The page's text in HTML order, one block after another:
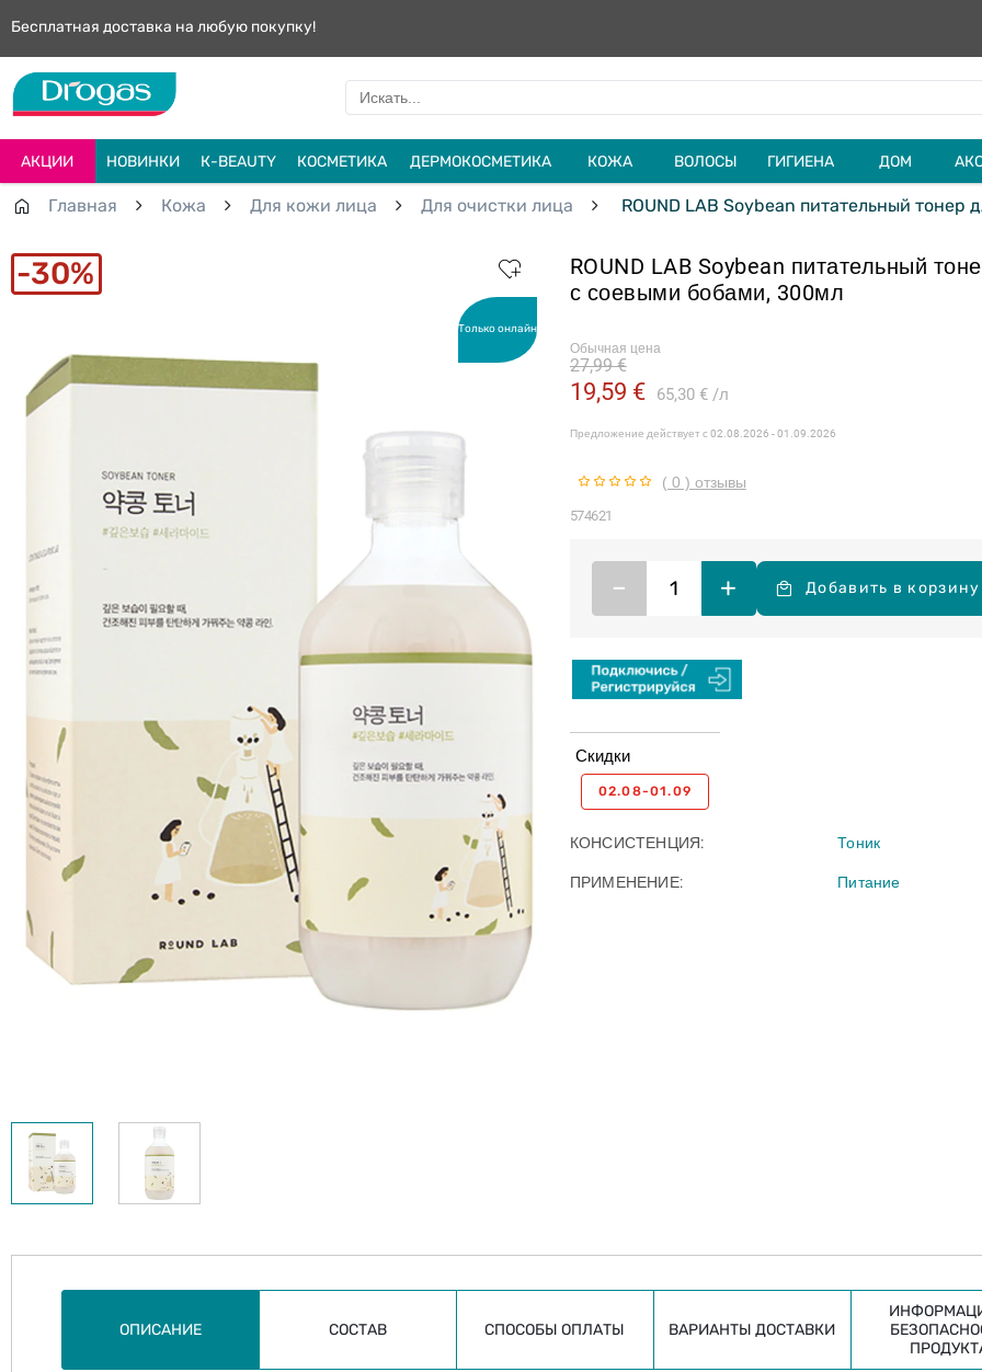
Бесплатная доставка на любую покупку!
АКЦИИ НОВИНКИ К-BEAUTY КОСМЕТИКА ДЕРМОКОСМЕТИКА КОЖА ВОЛОСЫ ГИГИЕНА ДОМ
Главная Кожа Для кожи лица Для очистки лица ROUND LAB Soybean питательный
30%
Только онлайн
ROUND LAB Soybean питательный
с соевыми бобами, 300мл
Обычная цена
19,59 € 65,30 € л
27,99 €
Предложение действует с02.08.2026 - 01.09.2026
( 0 ) отзывы
574621
– + Добавить в корзину
Скидки
02.08-01.09
КОНСИСТЕНЦИЯ Тоник
ПРИМЕНЕНИЕ Питание
ОПИСАНИЕ СОСТАВ СПОСОБЫ ОПЛАТЫ ВАРИАНТЫ ДОСТАВКИ